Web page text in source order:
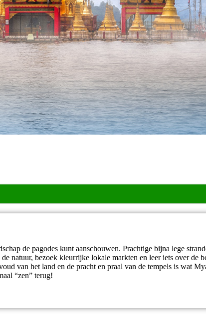
de pagodes kunt aanschouwen. Prachtige bijna lege
natuur, bezoek kleurrijke lokale markten en leer iets over de
van het land en de pracht en praal van de tempels is wat
“zen” terug!